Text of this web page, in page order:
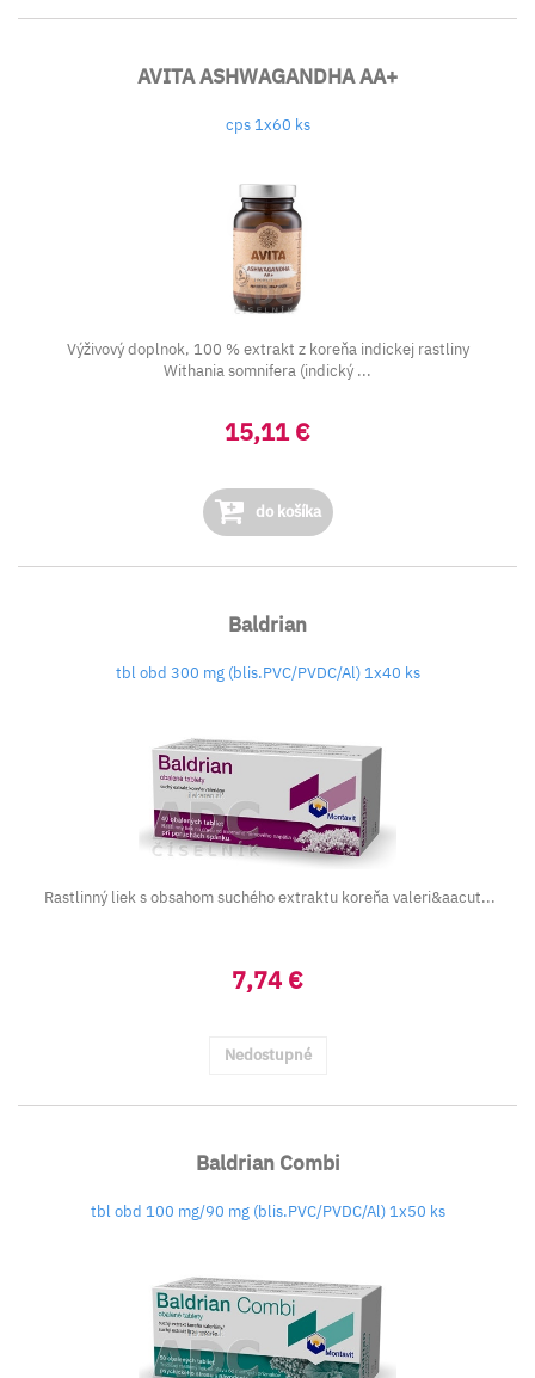
AVITA ASHWAGANDHA AA+
cps 1x60 ks
Výživový doplnok, 100 % extrakt z koreňa indickej rastliny
Withania somnifera (indický ...
15,11 €
do košíka
Baldrian
tbl obd 300 mg (blis.PVC/PVDC/Al) 1x40 ks
Rastlinný liek s obsahom suchého extraktu koreňa valeri&aacut...
7,74 €
Nedostupné
Baldrian Combi
tbl obd 100 mg/90 mg (blis.PVC/PVDC/Al) 1x50 ks